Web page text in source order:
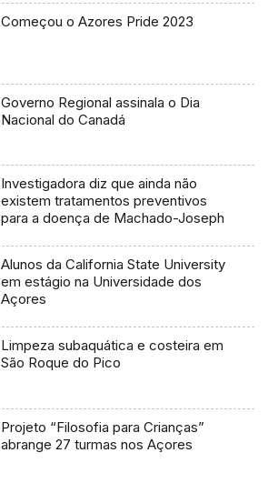
Começou o Azores Pride 2023
Governo Regional assinala o Dia
Nacional do Canadá
Investigadora diz que ainda não
existem tratamentos preventivos
para a doença de Machado-Joseph
Alunos da California State University
em estágio na Universidade dos
Açores
Limpeza subaquática e costeira em
São Roque do Pico
Projeto “Filosofia para Crianças”
abrange 27 turmas nos Açores